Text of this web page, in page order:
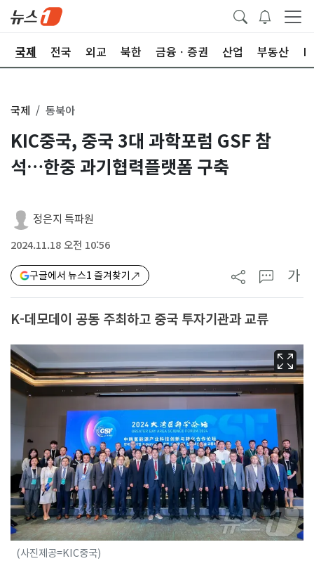
국제 전국 외교 북한 금융ㆍ증권 산업 부동산
국제 동북아
KIC중국, 중국 3대 과학포럼 GSF 참
석…한중 과기협력플랫폼 구축
정은지 특파원
2024.11.18 오전 10:56
구글에서 뉴스1 즐겨찾기 가
K-데모데이 공동 주최하고 중국 투자기관과 교류
(사진제공=KIC중국)